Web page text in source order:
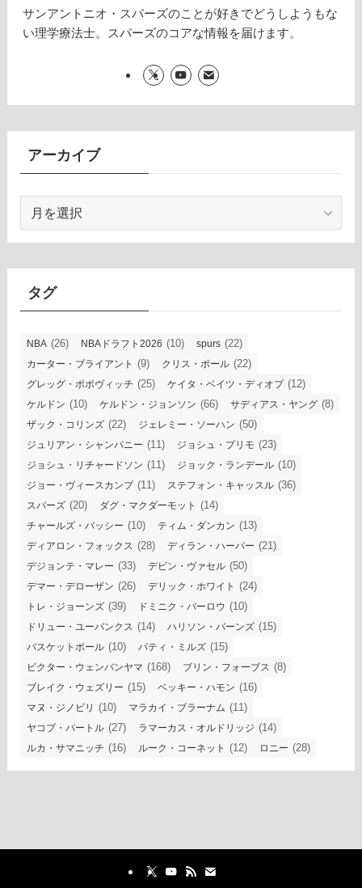
サンアントニオ・スパーズのことが好きでどうしようもな
い理学療法士。スパーズのコアな情報を届けます。
アーカイブ
カ
イ
タグ
NBA (26) NBAドラフト2026 (10) spurs (22)
カーター・ブライアント (9) クリス・ポール (22)
グレッグ・ポポヴィッチ (25) ケイタ・ベイツ・ディオプ(12)
ケルドン (10) ケルドン・ジョンソン (66) サディアス・ヤング (8)
ザック・コリンズ (22) ジェレミー・ソーハン (50)
ジュリアン・シャンパニー (11) ジョシュ・プリモ (23)
ジョシュ・リチャードソン (11) ジョック・ランデール (10)
ジョー・ヴィースカンプ(11) ステフォン・キャッスル (36)
スパーズ (20) ダグ・マクダーモット (14)
チャールズ・バッシー (10) ティム・ダンカン (13)
ディアロン・フォックス (28) ディラン・ハーパー (21)
デジョンテ・マレー (33) デビン・ヴァセル (50)
デマー・デローザン (26) デリック・ホワイト (24)
トレ・ジョーンズ (39) ドミニク・バーロウ (10)
ドリュー・ユーバンクス (14) ハリソン・バーンズ (15)
バスケットボール (10) パティ・ミルズ (15)
ビクター・ウェンバンヤマ (168) ブリン・フォーブス (8)
ブレイク・ウェズリー (15) ベッキー・ハモン (16)
マヌ・ジノビリ (10) マラカイ・ブラーナム (11)
ヤコブ・パートル (27) ラマーカス・オルドリッジ (14)
ルカ・サマニッチ (16) ルーク・コーネット (12) ロニー (28)